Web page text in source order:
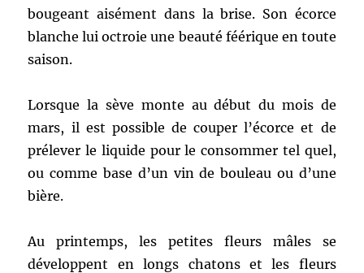
bougeant aisément dans la brise. Son écorce
blanche lui octroie une beauté féérique en toute
saison.
Lorsque la sève monte au début du mois de
mars, il est possible de couper l’écorce et de
prélever le liquide pour le consommer tel quel,
ou comme base d’un vin de bouleau ou d’une
bière.
Au printemps, les petites fleurs mâles se
développent en longs chatons et les fleurs